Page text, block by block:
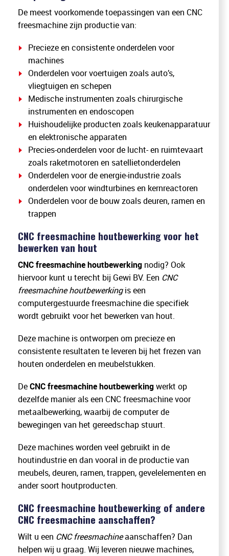
De meest voorkomende toepassingen van een CNC
freesmachine zijn productie van:
Precieze en consistente onderdelen voor
machines
Onderdelen voor voertuigen zoals auto’s,
vliegtuigen en schepen
Medische instrumenten zoals chirurgische
instrumenten en endoscopen
Huishoudelijke producten zoals keukenapparatuur
en elektronische apparaten
Precies-onderdelen voor de lucht- en ruimtevaart
zoals raketmotoren en satellietonderdelen
Onderdelen voor de energie-industrie zoals
onderdelen voor windturbines en kernreactoren
Onderdelen voor de bouw zoals deuren, ramen en
trappen
CNC freesmachine houtbewerking voor het
bewerken van hout
CNC freesmachine houtbewerking nodig? Ook
hiervoor kunt u terecht bij Gewi BV. Een CNC
freesmachine houtbewerkingis een
computergestuurde freesmachine die specifiek
wordt gebruikt voor het bewerken van hout.
Deze machine is ontworpen om precieze en
consistente resultaten te leveren bij het frezen van
houten onderdelen en meubelstukken.
DeCNC freesmachine houtbewerkingwerkt op
dezelfde manier als een CNC freesmachine voor
metaalbewerking, waarbij de computer de
bewegingen van het gereedschap stuurt.
Deze machines worden veel gebruikt in de
houtindustrie en dan vooral in de productie van
meubels, deuren, ramen, trappen, gevelelementen en
ander soort houtproducten.
CNC freesmachine houtbewerking of andere
CNC freesmachine aanschaffen?
Wilt u een CNC freesmachineaanschaffen? Dan
helpen wij u graag. Wij leveren nieuwe machines,